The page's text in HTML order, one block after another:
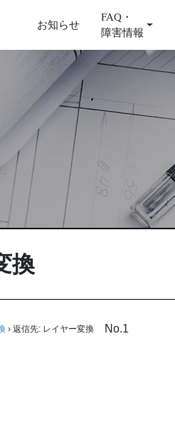
お知らせ
FAQ・
障害情報
換
› 返信先: レイヤー変換 No.1